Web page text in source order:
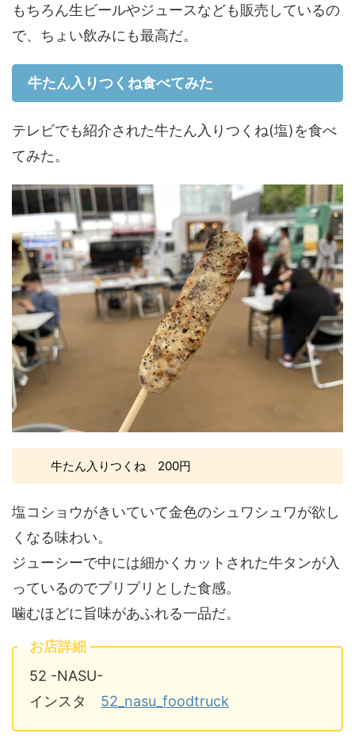
もちろん生ビールやジュースなども販売しているの
で、ちょい飲みにも最高だ。
牛たん入りつくね食べてみた
テレビでも紹介された牛たん入りつくね(塩)を食べ
てみた。
牛たん入りつくね 200円
塩コショウがきいていて金色のシュワシュワが欲し
くなる味わい。
ジューシーで中には細かくカットされた牛タンが入
っているのでプリプリとした食感。
噛むほどに旨味があふれる一品だ。
お店詳細
52 -NASU-
インスタ 52_nasu_foodtruck